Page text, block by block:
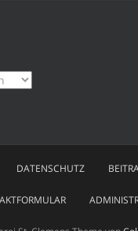
DATENSCHUTZ